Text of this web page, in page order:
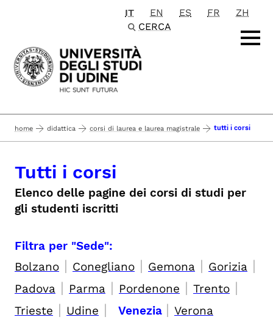
Passa al contenuto principale
IT EN ES FR
ZH
CERCA
home didattica corsi di laurea e laurea magistrale tutti i corsi
Tutti i corsi
Elenco delle pagine dei corsi di studi per
gli studenti iscritti
Filtra per "Sede":
Bolzano | Conegliano | Gemona | Gorizia |
Padova | Parma | Pordenone | Trento |
Trieste | Udine | Venezia | Verona